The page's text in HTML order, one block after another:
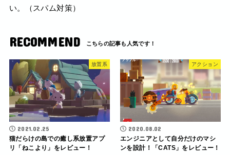
い。（スパム対策）
RECOMMEND
放置系
2021.02.25
猫だらけの島での癒し系放置アプ
リ「ねこより」をレビュー！
アクション
2020.08.02
エンジニアとして自分だけのマシ
ンを設計！「CATS」をレビュー！